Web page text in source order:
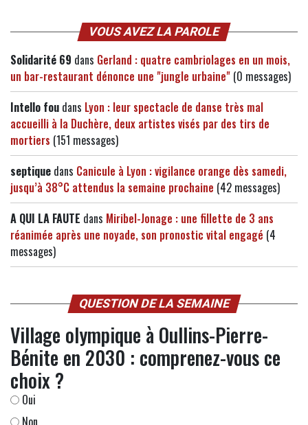
VOUS AVEZ LA PAROLE
Solidarité 69 dans Gerland : quatre cambriolages en un mois,
un bar-restaurant dénonce une "jungle urbaine" (0 messages)
Intello fou dans Lyon : leur spectacle de danse très mal
accueilli à la Duchère, deux artistes visés par des tirs de
mortiers (151 messages)
septique dans Canicule à Lyon : vigilance orange dès samedi,
jusqu’à 38°C attendus la semaine prochaine (42 messages)
A QUI LA FAUTE dans Miribel-Jonage : une fillette de 3 ans
réanimée après une noyade, son pronostic vital engagé (4
messages)
QUESTION DE LA SEMAINE
Village olympique à Oullins-Pierre-
Bénite en 2030 : comprenez-vous ce
choix ?
Oui